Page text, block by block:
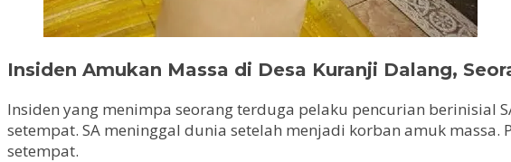
Insiden Amukan Massa di Desa Kuranji Dalang,
Insiden yang menimpa seorang terduga pelaku pencurian berinisial
setempat. SA meninggal dunia setelah menjadi korban amuk
setempat.